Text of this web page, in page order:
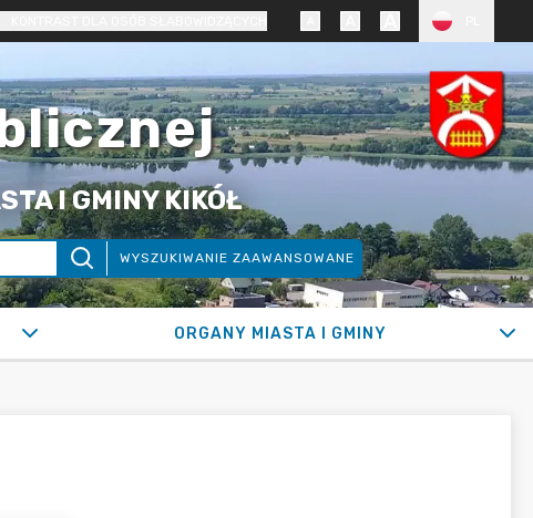
I GMINY KIKÓŁ
WYSZUKIWANIE ZAAWANSOWANE
ORGANY MIASTA I GMINY